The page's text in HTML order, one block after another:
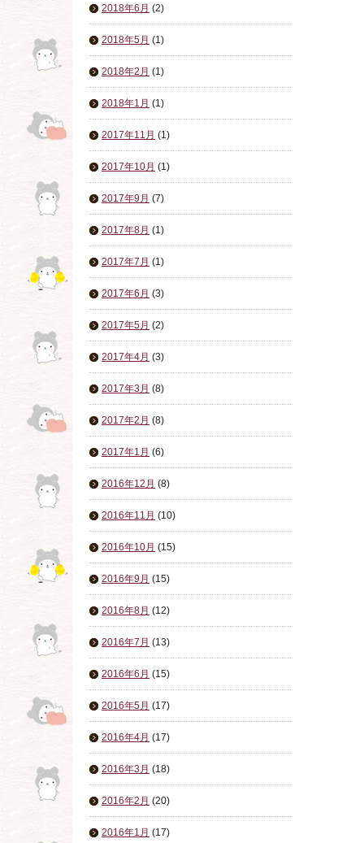
2018年6月 (2)
2018年5月 (1)
2018年2月 (1)
2018年1月 (1)
2017年11月 (1)
2017年10月 (1)
2017年9月 (7)
2017年8月 (1)
2017年7月 (1)
2017年6月 (3)
2017年5月 (2)
2017年4月 (3)
2017年3月 (8)
2017年2月 (8)
2017年1月 (6)
2016年12月 (8)
2016年11月 (10)
2016年10月 (15)
2016年9月 (15)
2016年8月 (12)
2016年7月 (13)
2016年6月 (15)
2016年5月 (17)
2016年4月 (17)
2016年3月 (18)
2016年2月 (20)
2016年1月 (17)